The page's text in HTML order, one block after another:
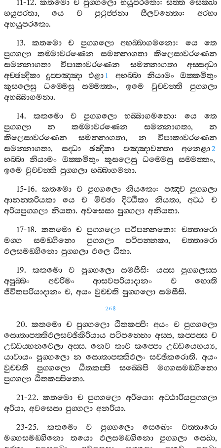
11-12.කතමො ච පුග‍්ගලො භයූපරතො:සත‍්ත සෙක‍්ඛා
භයූපරතා, යෙ ච පුථුජ‍්ජනා සීලවන‍්තො: අරහා
අභයූපරතො.
13.කතමො ච පුග‍්ගලො අභබ‍්බාගමනො: යෙ
තෙ
පුග‍්ගලා
කම‍්මාවරණෙන සමන‍්නාගතා
කිලෙසාවරණෙන
සමන‍්නාගතා
විපාකාවරණෙන සමන‍්නාගතා
අස‍්සද‍්ධා
අච‍්ඡන්‍දිකා
දුප‍්පඤ‍්ඤා එළා 1 අභබ‍්බා නියාමං
ඔක‍්කමිතුං
කුසලෙසු
ධම‍්මෙසු සම‍්මත‍්තං, ඉමෙ වුච‍්චන‍්ති
පුග‍්ගලා
අභබ‍්බාගමනා.
14. කතමො ච පුග‍්ගලො භබ‍්බාගමනො: යෙ
තෙ
පුග‍්ගලා
න කම‍්මාවරණෙන සමන‍්නාගතා, න
කිලෙසාවරණෙන
සමන‍්නාගතා, න
විපාකාවරණෙන
සමන‍්නාගතා, සද‍්ධා ඡන්‍දිකා පඤ‍්ඤාවන‍්තා අනෙළා2
භබ‍්බා නියාමං ඔක‍්කමිතුං කුසලෙසු ධම‍්මෙසු සම‍්මත‍්තං,
ඉමෙ වුච‍්චන‍්ති පුග‍්ගලා භබ‍්බාගමනා.
15-16.කතමො ච පුග‍්ගලො නියතො: පඤ‍්ච පුග‍්ගලා
ආනන‍්තරියකා
යෙ ච මිච‍්ඡා දිට‍්ඨිකා නියතා,අට‍්ඨ
ච
අරියපුග‍්ගලා නියතා. අවසෙසා පුග‍්ගලා අනියතා.
17-18. කතමො ච පුග‍්ගලො පටිපන‍්නකො:චත‍්තාරො
මග‍්ග
සමඞ‍්ගිනො පුග‍්ගලා පටිපන‍්නකා, චත‍්තාරො
ඵලසමඞ‍්ගිනො පුග‍්ගලා ඵලෙ ඨිතා.
19.කතමො ච පුග‍්ගලො සමසීසි: යස‍්ස
පුග‍්ගලස‍්ස
අපුබ‍්බං
අචරිමං ආසවපරියාදානං ච
හොති
ජීවිතපරියාදානං ච, අයං වුච‍්චති පුග‍්ගලො සමසීසි.
268
20.කතමො ච පුග‍්ගලො ඨිතකප‍්පි:අයං ච පුග‍්ගලො
සොතාපත‍්තිඵලසච‍්ඡිකිරියාය පටිපන‍්නො අස‍්ස, කප‍්පස‍්ස ච
උඩ‍්ඩය‍්හනවෙලා අස‍්ස.නෙව තාව කප‍්පො උඩ‍්ඩයෙහය්‍ය,
යාවායං පුග‍්ගලො න සොතාපත‍්තිඵලං සච‍්ඡිකරොති.අයං
වුච‍්චති
පුග‍්ගලො ඨිතකප‍්පි සබ‍්බෙපි
මග‍්ගසමඞ‍්ගිනො
පුග‍්ගලා ඨිතකප‍්පිනො.
21-22.කතමො ච පුග‍්ගලො අරියො:අට‍්ඨාරියපුග‍්ගලා
අරියා, අවසෙසා පුග‍්ගලා අනරියා.
23-25. කතමො ච පුග‍්ගලො සෙඛො:චත‍්තාරො
මග‍්ගසමඞ‍්ගිනො
තයො ඵලසමඞ‍්ගිනො පුග‍්ගලා සෙඛා,